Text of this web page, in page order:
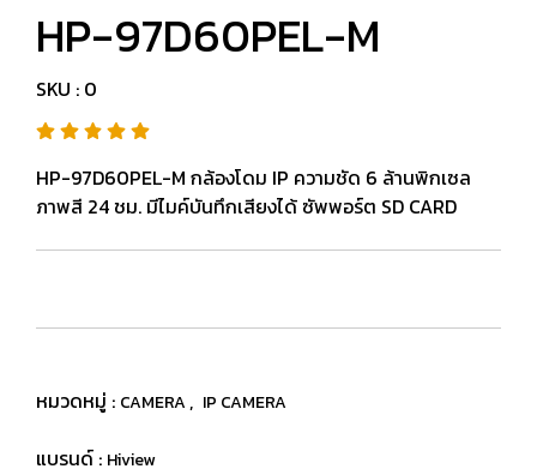
HP-97D60PEL-M
SKU : 0
HP-97D60PEL-M กล้องโดม IP ความชัด 6 ล้านพิกเซล
ภาพสี 24 ชม. มีไมค์บันทึกเสียงได้ ซัพพอร์ต SD CARD
หมวดหมู่ : CAMERA , IP CAMERA
แบรนด์ : Hiview